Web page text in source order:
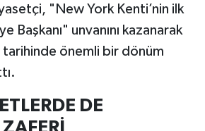
"New York Kenti’nin ilk
Başkanı" unvanını kazanarak
önemli bir dönüm
DE